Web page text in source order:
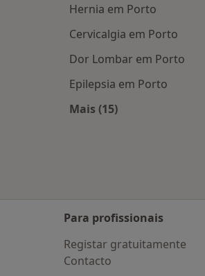
Hernia em Porto
Cervicalgia em Porto
Dor Lombar em Porto
Epilepsia em Porto
Mais (15)
Para profissionais
Registar gratuitamente
Contacto